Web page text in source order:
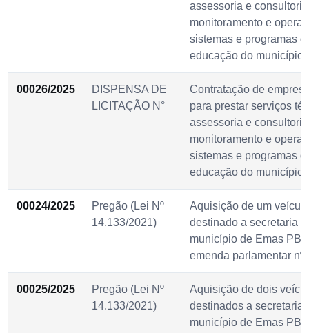
assessoria e
monitoramento e
sistemas e programas
educação do município
00026/2025
DISPENSA DE
LICITAÇÃO N°
Contratação de
para prestar serviços
assessoria e
monitoramento e
sistemas e programas
educação do município
00024/2025
Pregão (Lei Nº
14.133/2021)
Aquisição de um
destinado a secretaria
município de Emas PB,
emenda parlamentar nº
00025/2025
Pregão (Lei Nº
14.133/2021)
Aquisição de dois
destinados a secretaria
município de Emas PB,